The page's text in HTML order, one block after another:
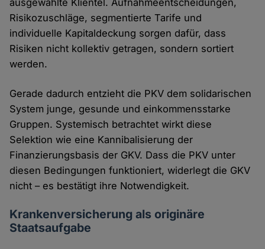
ausgewählte Klientel. Aufnahmeentscheidungen,
Risikozuschläge, segmentierte Tarife und
individuelle Kapitaldeckung sorgen dafür, dass
Risiken nicht kollektiv getragen, sondern sortiert
werden.
Gerade dadurch entzieht die PKV dem solidarischen
System junge, gesunde und einkommensstarke
Gruppen. Systemisch betrachtet wirkt diese
Selektion wie eine Kannibalisierung der
Finanzierungsbasis der GKV. Dass die PKV unter
diesen Bedingungen funktioniert, widerlegt die GKV
nicht – es bestätigt ihre Notwendigkeit.
Krankenversicherung als originäre
Staatsaufgabe